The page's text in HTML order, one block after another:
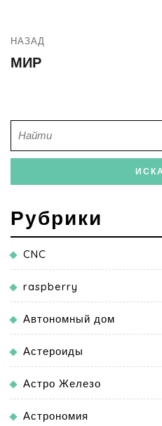
НАЗАД
МИР
Рубрики
CNC
raspberry
Автономный дом
Астероиды
Астро Железо
Астрономия